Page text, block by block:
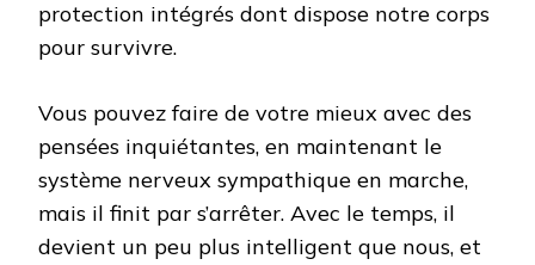
protection intégrés dont dispose notre corps
pour survivre.
Vous pouvez faire de votre mieux avec des
pensées inquiétantes, en maintenant le
système nerveux sympathique en marche,
mais il finit par s’arrêter. Avec le temps, il
devient un peu plus intelligent que nous, et